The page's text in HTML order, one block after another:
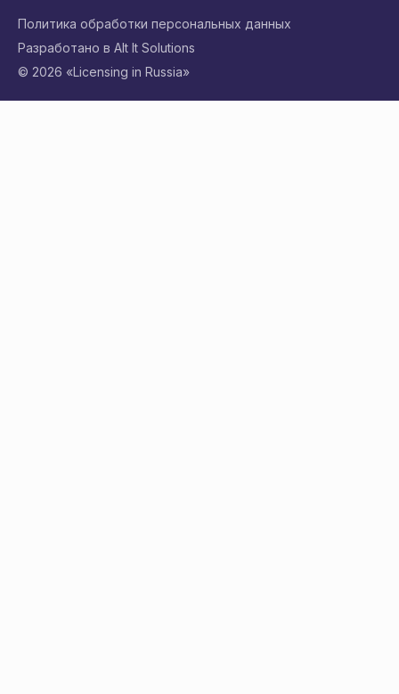
© 2026 «Licensing in Russia»
Политика обработки персональных данных
Разработано в Alt It Solutions